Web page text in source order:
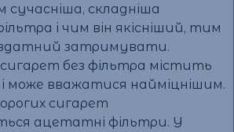
складніша
і чим він якісніший, тим
здатний затримувати.
сигарет без фільтра містить
може вважатися найміцнішим.
сигарет
ацетатні фільтри. У